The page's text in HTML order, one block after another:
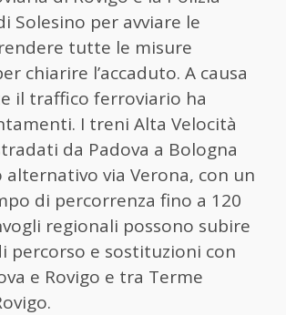
Solesino per avviare le
tutte le misure
chiarire l’accaduto. A causa
il traffico ferroviario ha
I treni Alta Velocità
da Padova a Bologna
alternativo via Verona, con un
di percorrenza fino a 120
regionali possono subire
percorso e sostituzioni con
e Rovigo e tra Terme